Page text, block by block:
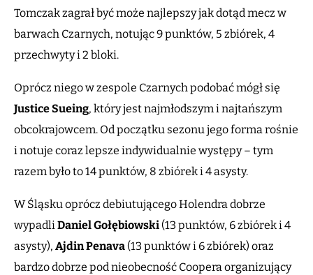
Tomczak zagrał być może najlepszy jak dotąd mecz w
barwach Czarnych, notując 9 punktów, 5 zbiórek, 4
przechwyty i 2 bloki.
Oprócz niego w zespole Czarnych podobać mógł się
Justice Sueing, który jest najmłodszym i najtańszym
obcokrajowcem. Od początku sezonu jego forma rośnie
i notuje coraz lepsze indywidualnie występy – tym
razem było to 14 punktów, 8 zbiórek i 4 asysty.
W Śląsku oprócz debiutującego Holendra dobrze
wypadliDaniel Gołębiowski (13 punktów, 6 zbiórek i 4
asysty), AjdinPenava (13 punktów i 6 zbiórek) oraz
bardzo dobrze pod nieobecność Coopera organizujący